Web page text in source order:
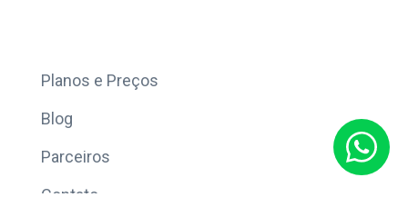
Planos e Preços
Blog
Parceiros
Contato